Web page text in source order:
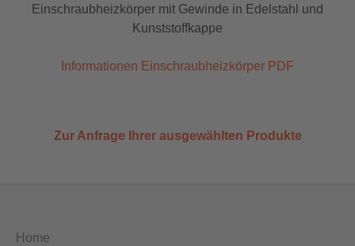
Einschraubheizkörper mit Gewinde in Edelstahl und
Kunststoffkappe
Informationen Einschraubheizkörper PDF
Zur Anfrage Ihrer ausgewählten Produkte
Home